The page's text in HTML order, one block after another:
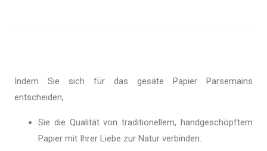
Indem Sie sich für das gesäte Papier Parsemains
entscheiden,
Sie die Qualität von traditionellem, handgeschöpftem
Papier mit Ihrer Liebe zur Natur verbinden.